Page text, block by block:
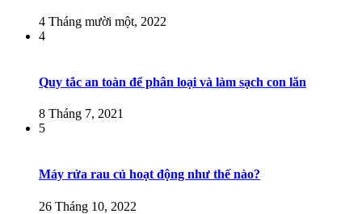
4 Tháng mười một, 2022
4
Quy tắc an toàn để phân loại và làm sạch con lăn
8 Tháng 7, 2021
5
Máy rửa rau củ hoạt động như thế nào?
26 Tháng 10, 2022